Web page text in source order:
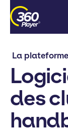
La
des